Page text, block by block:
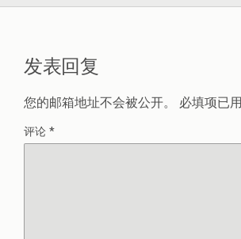
发表回复
您的邮箱地址不会被公开。 必填项已用
评论 *